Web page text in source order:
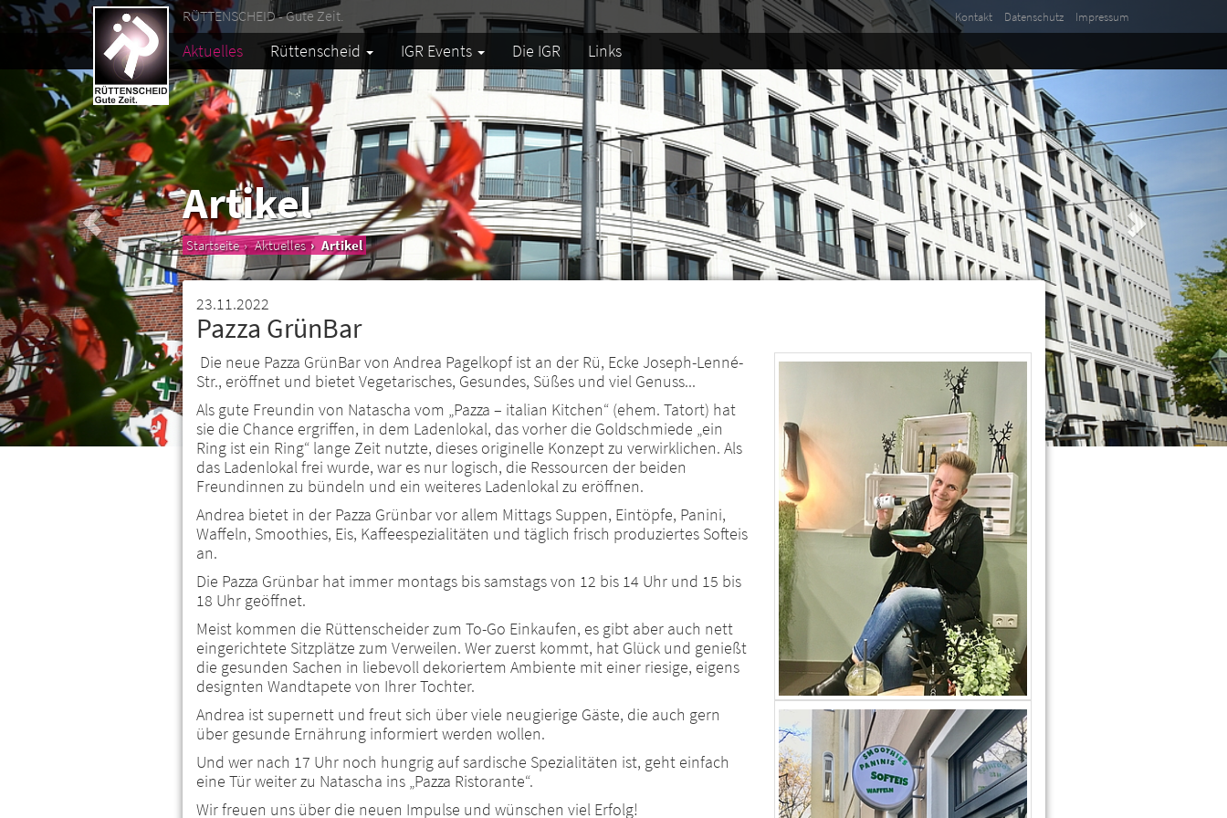
RÜTTENSCHEID - Gute Zeit. Kontakt Datenschutz Impressum
Aktuelles Rüttenscheid IGR Events Die IGR Links
Artikel
Startseite Aktuelles Artikel
23.11.2022
Pazza GrünBar
Die neue Pazza GrünBar von Andrea Pagelkopf ist an der Rü, Ecke Joseph-Lenné-
Str., eröffnet und bietet Vegetarisches, Gesundes, Süßes und viel Genuss...
Als gute Freundin von Natascha vom „Pazza – italian Kitchen“ (ehem. Tatort) hat
sie die Chance ergriffen, in dem Ladenlokal, das vorher die Goldschmiede „ein
Ring ist ein Ring“ lange Zeit nutzte, dieses originelle Konzept zu verwirklichen. Als
das Ladenlokal frei wurde, war es nur logisch, die Ressourcen der beiden
Freundinnen zu bündeln und ein weiteres Ladenlokal zu eröffnen.
Andrea bietet in der Pazza Grünbar vor allem Mittags Suppen, Eintöpfe, Panini,
Waffeln, Smoothies, Eis, Kaffeespezialitäten und täglich frisch produziertes Softeis
an.
Die Pazza Grünbar hat immer montags bis samstags von 12 bis 14 Uhr und 15 bis
18 Uhr geöffnet.
Meist kommen die Rüttenscheider zum To-Go Einkaufen, es gibt aber auch nett
eingerichtete Sitzplätze zum Verweilen. Wer zuerst kommt, hat Glück und genießt
die gesunden Sachen in liebevoll dekoriertem Ambiente mit einer riesige, eigens
designten Wandtapete von Ihrer Tochter.
Andrea ist supernett und freut sich über viele neugierige Gäste, die auch gern
über gesunde Ernährung informiert werden wollen.
Und wer nach 17 Uhr noch hungrig auf sardische Spezialitäten ist, geht einfach
eine Tür weiter zu Natascha ins „Pazza Ristorante“.
Wir freuen uns über die neuen Impulse und wünschen viel Erfolg!